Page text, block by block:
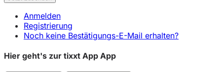
Anmelden
Registrierung
Noch keine Bestätigungs-E-Mail erhalten?
Hier geht's zur tixxt App App